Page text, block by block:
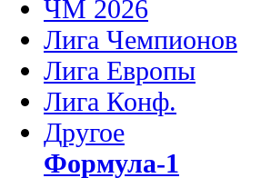
ЧМ 2026
Лига Чемпионов
Лига Европы
Лига Конф.
Другое
Формула-1